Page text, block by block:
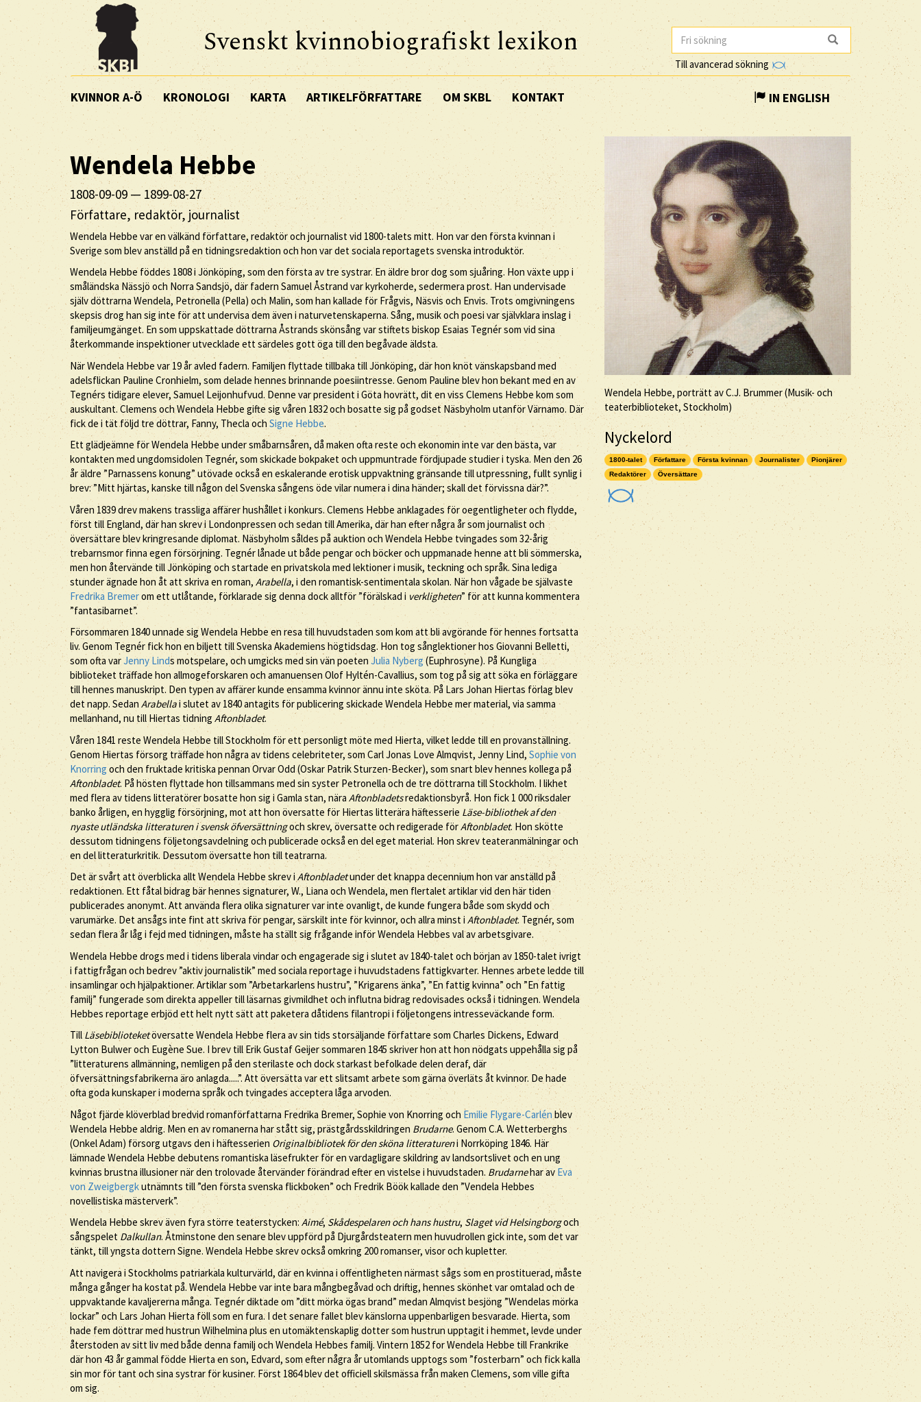
Svenskt kvinnobiografiskt lexikon
Till avancerad sökning
KVINNOR A-Ö KRONOLOGI KARTA ARTIKELFÖRFATTARE OM SKBL KONTAKT IN ENGLISH
Wendela Hebbe
1808-09-09 — 1899-08-27
Författare, redaktör, journalist
Wendela Hebbe var en välkänd författare, redaktör och journalist vid 1800-talets mitt. Hon var den första kvinnan i
Sverige som blev anställd på en tidningsredaktion och hon var det sociala reportagets svenska introduktör.
Wendela Hebbe föddes 1808 i Jönköping, som den första av tre systrar. En äldre bror dog som sjuåring. Hon växte upp i
småländska Nässjö och Norra Sandsjö, där fadern Samuel Åstrand var kyrkoherde, sedermera prost. Han undervisade
själv döttrarna Wendela, Petronella (Pella) och Malin, som han kallade för Frågvis, Näsvis och Envis. Trots omgivningens
skepsis drog han sig inte för att undervisa dem även i naturvetenskaperna. Sång, musik och poesi var självklara inslag i
familjeumgänget. En som uppskattade döttrarna Åstrands skönsång var stiftets biskop Esaias Tegnér som vid sina
återkommande inspektioner utvecklade ett särdeles gott öga till den begåvade äldsta.
När Wendela Hebbe var 19 år avled fadern. Familjen flyttade tillbaka till Jönköping, där hon knöt vänskapsband med
adelsflickan Pauline Cronhielm, som delade hennes brinnande poesiintresse. Genom Pauline blev hon bekant med en av
Tegnérs tidigare elever, Samuel Leijonhufvud. Denne var president i Göta hovrätt, dit en viss Clemens Hebbe kom som
auskultant. Clemens och Wendela Hebbe gifte sig våren 1832 och bosatte sig på godset Näsbyholm utanför Värnamo. Där
fick de i tät följd tre döttrar, Fanny, Thecla ochSigne Hebbe.
Ett glädjeämne för Wendela Hebbe under småbarnsåren, då maken ofta reste och ekonomin inte var den bästa, var
kontakten med ungdomsidolen Tegnér, som skickade bokpaket och uppmuntrade fördjupade studier i tyska. Men den 26
år äldre ”Parnassens konung” utövade också en eskalerande erotisk uppvaktning gränsande till utpressning, fullt synlig i
brev: ”Mitt hjärtas, kanske till någon del Svenska sångens öde vilar numera i dina händer; skall det förvissna där?”.
Våren 1839 drev makens trassliga affärer hushållet i konkurs. Clemens Hebbe anklagades för oegentligheter och flydde,
först till England, där han skrev i Londonpressen och sedan till Amerika, där han efter några år som journalist och
översättare blev kringresande diplomat. Näsbyholm såldes på auktion och Wendela Hebbe tvingades som 32-årig
trebarnsmor finna egen försörjning. Tegnér lånade ut både pengar och böcker och uppmanade henne att bli sömmerska,
men hon återvände till Jönköping och startade en privatskola med lektioner i musik, teckning och språk. Sina lediga
stunder ägnade hon åt att skriva en roman, Arabella, i den romantisk-sentimentala skolan. När hon vågade be självaste
Fredrika Bremerom ett utlåtande, förklarade sig denna dock alltför ”förälskad i verkligheten” för att kunna kommentera
”fantasibarnet”.
Försommaren 1840 unnade sig Wendela Hebbe en resa till huvudstaden som kom att bli avgörande för hennes fortsatta
liv. Genom Tegnér fick hon en biljett till Svenska Akademiens högtidsdag. Hon tog sånglektioner hos Giovanni Belletti,
som ofta varJenny Linds motspelare, och umgicks med sin vän poeten Julia Nyberg(Euphrosyne). På Kungliga
biblioteket träffade hon allmogeforskaren och amanuensen Olof Hyltén-Cavallius, som tog på sig att söka en förläggare
till hennes manuskript. Den typen av affärer kunde ensamma kvinnor ännu inte sköta. På Lars Johan Hiertas förlag blev
det napp. Sedan Arabellai slutet av 1840 antagits för publicering skickade Wendela Hebbe mer material, via samma
mellanhand, nu till Hiertas tidning Aftonbladet.
Våren 1841 reste Wendela Hebbe till Stockholm för ett personligt möte med Hierta, vilket ledde till en provanställning.
Genom Hiertas försorg träffade hon några av tidens celebriteter, som Carl Jonas Love Almqvist, Jenny Lind, Sophie von
Knorringoch den fruktade kritiska pennan Orvar Odd (Oskar Patrik Sturzen-Becker), som snart blev hennes kollega på
Aftonbladet. På hösten flyttade hon tillsammans med sin syster Petronella och de tre döttrarna till Stockholm. I likhet
med flera av tidens litteratörer bosatte hon sig i Gamla stan, nära Aftonbladetsredaktionsbyrå. Hon fick 1 000 riksdaler
banko årligen, en hygglig försörjning, mot att hon översatte för Hiertas litterära häftesserie Läse-bibliothek af den
nyaste utländska litteraturen i svensk öfversättningoch skrev, översatte och redigerade förAftonbladet. Hon skötte
dessutom tidningens följetongsavdelning och publicerade också en del eget material. Hon skrev teateranmälningar och
en del litteraturkritik. Dessutom översatte hon till teatrarna.
Det är svårt att överblicka allt Wendela Hebbe skrev iAftonbladetunder det knappa decennium hon var anställd på
redaktionen. Ett fåtal bidrag bär hennes signaturer, W., Liana och Wendela, men flertalet artiklar vid den här tiden
publicerades anonymt. Att använda flera olika signaturer var inte ovanligt, de kunde fungera både som skydd och
varumärke. Det ansågs inte fint att skriva för pengar, särskilt inte för kvinnor, och allra minst i Aftonbladet. Tegnér, som
sedan flera år låg i fejd med tidningen, måste ha ställt sig frågande inför Wendela Hebbes val av arbetsgivare.
Wendela Hebbe drogs med i tidens liberala vindar och engagerade sig i slutet av 1840-talet och början av 1850-talet ivrigt
i fattigfrågan och bedrev ”aktiv journalistik” med sociala reportage i huvudstadens fattigkvarter. Hennes arbete ledde till
insamlingar och hjälpaktioner. Artiklar som ”Arbetarkarlens hustru”, ”Krigarens änka”, ”En fattig kvinna” och ”En fattig
familj” fungerade som direkta appeller till läsarnas givmildhet och influtna bidrag redovisades också i tidningen. Wendela
Hebbes reportage erbjöd ett helt nytt sätt att paketera dåtidens filantropi i följetongens intresseväckande form.
TillLäsebiblioteketöversatte Wendela Hebbe flera av sin tids storsäljande författare som Charles Dickens, Edward
Lytton Bulwer och Eugène Sue. I brev till Erik Gustaf Geijer sommaren 1845 skriver hon att hon nödgats uppehålla sig på
”litteraturens allmänning, nemligen på den sterilaste och dock starkast befolkade delen deraf, där
öfversättningsfabrikerna äro anlagda.....”. Att översätta var ett slitsamt arbete som gärna överläts åt kvinnor. De hade
ofta goda kunskaper i moderna språk och tvingades acceptera låga arvoden.
Något fjärde klöverblad bredvid romanförfattarna Fredrika Bremer, Sophie von Knorring och Emilie Flygare-Carlénblev
Wendela Hebbe aldrig. Men en av romanerna har stått sig, prästgårdsskildringen Brudarne. Genom C.A. Wetterberghs
(Onkel Adam) försorg utgavs den i häftesserien Originalbibliotek för den sköna litteratureni Norrköping 1846. Här
lämnade Wendela Hebbe debutens romantiska läsefrukter för en vardagligare skildring av landsortslivet och en ung
kvinnas brustna illusioner när den trolovade återvänder förändrad efter en vistelse i huvudstaden. Brudarnehar av Eva
von Zweigbergkutnämnts till ”den första svenska flickboken” och Fredrik Böök kallade den ”Vendela Hebbes
novellistiska mästerverk”.
Wendela Hebbe skrev även fyra större teaterstycken: Aimé, Skådespelaren och hans hustru, Slaget vid Helsingborgoch
sångspelet Dalkullan. Åtminstone den senare blev uppförd på Djurgårdsteatern men huvudrollen gick inte, som det var
tänkt, till yngsta dottern Signe. Wendela Hebbe skrev också omkring 200 romanser, visor och kupletter.
Att navigera i Stockholms patriarkala kulturvärld, där en kvinna i offentligheten närmast sågs som en prostituerad, måste
många gånger ha kostat på. Wendela Hebbe var inte bara mångbegåvad och driftig, hennes skönhet var omtalad och de
uppvaktande kavaljererna många. Tegnér diktade om ”ditt mörka ögas brand” medan Almqvist besjöng ”Wendelas mörka
lockar” och Lars Johan Hierta föll som en fura. I det senare fallet blev känslorna uppenbarligen besvarade. Hierta, som
hade fem döttrar med hustrun Wilhelmina plus en utomäktenskaplig dotter som hustrun upptagit i hemmet, levde under
återstoden av sitt liv med både denna familj och Wendela Hebbes familj. Vintern 1852 for Wendela Hebbe till Frankrike
där hon 43 år gammal födde Hierta en son, Edvard, som efter några år utomlands upptogs som ”fosterbarn” och fick kalla
sin mor för tant och sina systrar för kusiner. Först 1864 blev det officiell skilsmässa från maken Clemens, som ville gifta
om sig.
Wendela Hebbe, porträtt av C.J. Brummer (Musik- och
teaterbiblioteket, Stockholm)
Nyckelord
1800-talet Författare Första kvinnan Journalister
Pionjärer
Redaktörer
Översättare